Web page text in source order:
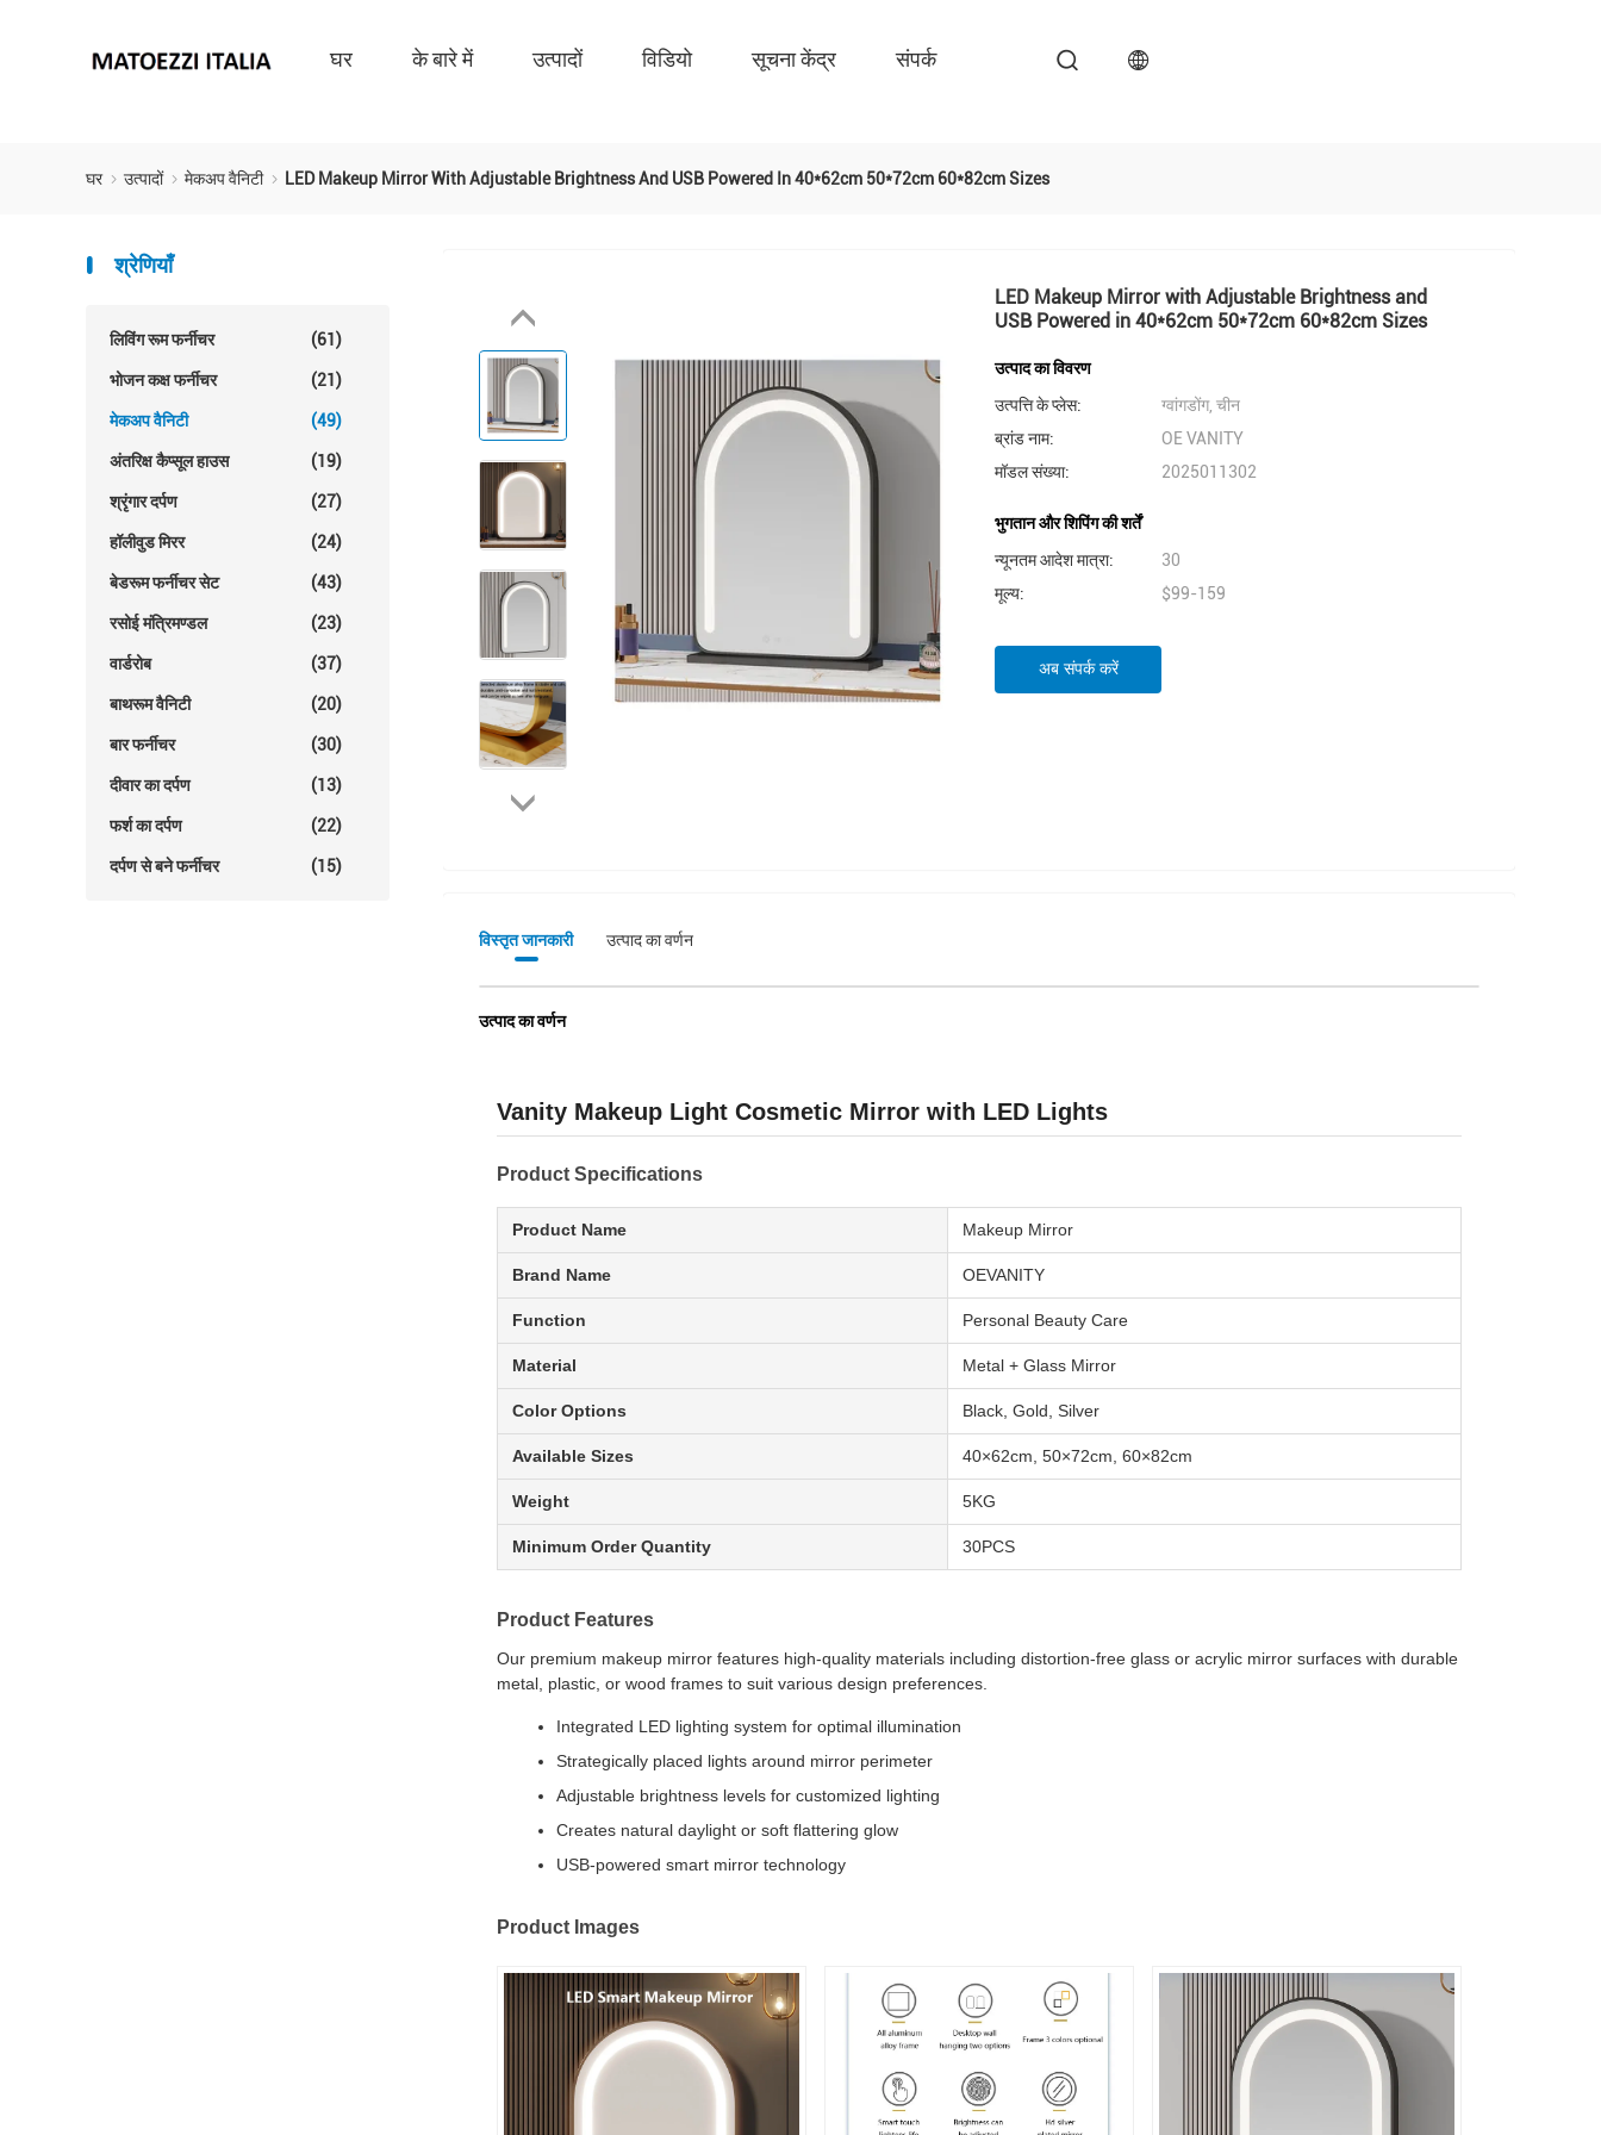
घर के बारे में उत्पादों विडियो सूचना केंद्र संपर्क
घर उत्पादों मेकअप वैनिटी LED Makeup Mirror With Adjustable Brightness And USB Powered In 40*62cm 50*72cm 60*82cm Sizes
श्रेणियाँ
लिविंग रूम फर्नीचर (61)
भोजन कक्ष फर्नीचर (21)
मेकअप वैनिटी (49)
अंतरिक्ष कैप्सूल हाउस (19)
श्रृंगार दर्पण (27)
हॉलीवुड मिरर (24)
बेडरूम फर्नीचर सेट (43)
रसोई मंत्रिमण्डल (23)
वार्डरोब (37)
बाथरूम वैनिटी (20)
बार फर्नीचर (30)
दीवार का दर्पण (13)
फर्श का दर्पण (22)
दर्पण से बने फर्नीचर (15)
LED Makeup Mirror with Adjustable Brightness and
USB Powered in 40*62cm 50*72cm 60*82cm Sizes
उत्पाद का विवरण
उत्पत्ति के प्लेस:
ग्वांगडोंग, चीन
ब्रांड नाम:
OE VANITY
मॉडल संख्या:
2025011302
भुगतान और शिपिंग की शर्तें
न्यूनतम आदेश मात्रा:
30
मूल्य:
$99-159
अब संपर्क करें
विस्तृत जानकारी उत्पाद का वर्णन
उत्पाद का वर्णन
Vanity Makeup Light Cosmetic Mirror with LED Lights
Product Specifications
Product Name Makeup Mirror
Brand Name OEVANITY
Function Personal Beauty Care
Material Metal + Glass Mirror
Color Options Black, Gold, Silver
Available Sizes 40×62cm, 50×72cm, 60×82cm
Weight 5KG
Minimum Order Quantity 30PCS
Product Features
Our premium makeup mirror features high-quality materials including distortion-free glass or acrylic mirror surfaces with durable
metal, plastic, or wood frames to suit various design preferences.
Integrated LED lighting system for optimal illumination
Strategically placed lights around mirror perimeter
Adjustable brightness levels for customized lighting
Creates natural daylight or soft flattering glow
USB-powered smart mirror technology
Product Images